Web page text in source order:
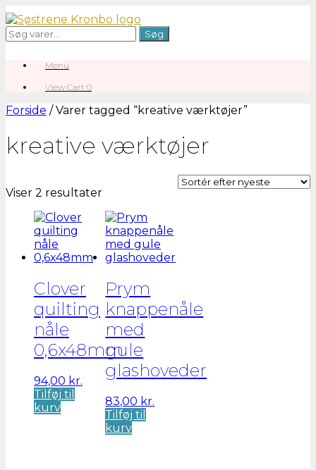
Gå
til
indhold
Søg
efter:
Søg
Menu
View
cart
View Cart 0
Forside / Varer tagged “kreative værktøjer”
kreative værktøjer
Viser 2 resultaterSorteret
seneste
Clover
quilting
nåle
0,6x48mm
94,00 kr.
Tilføj til
kurv
Prym
knappenåle
med
gule
glashoveder
83,00 kr.
Tilføj til
kurv